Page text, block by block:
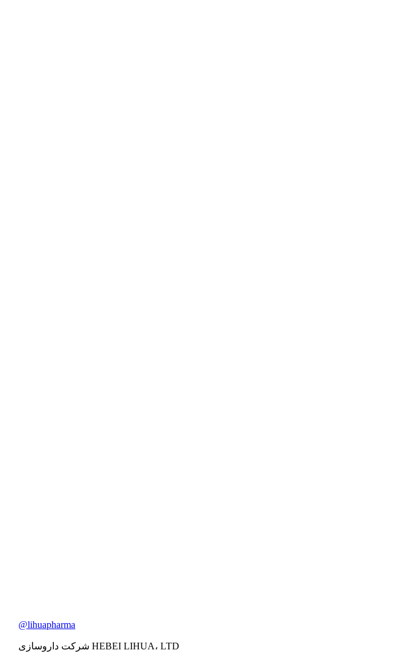
@lihuapharma
شرکت داروسازی HEBEI LIHUA، LTD